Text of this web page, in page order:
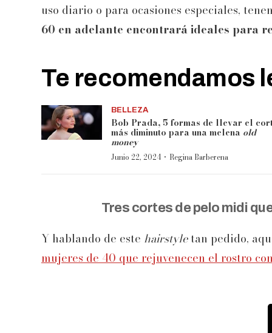
uso diario o para ocasiones especiales,
60 en adelante encontrará ideales para
Te recomendamos
BELLEZA
Bob Prada, 5 formas de llevar el
más diminuto para una melena old
money
Junio 22, 2024 · Regina Barberena
Tres cortes de pelo midi
Y hablando de este hairstyletan pedido,
mujeres de 40 que rejuvenecen el rostro